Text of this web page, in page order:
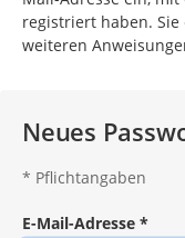
registriert haben.
weiteren
Neues
* Pflichtangaben
E-Mail-Adresse *